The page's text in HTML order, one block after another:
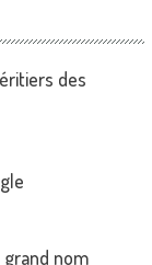
des
grand nom